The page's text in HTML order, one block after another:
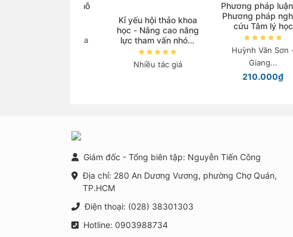
Kỉ yếu hội thảo khoa
học - Nâng cao năng
lực tham vấn nhóm
và triển khai các
chương trình phòng
ngừa, can thiệp tâm
Nhiều tác giả
Phương pháp luận và
Phương pháp nghiên
cứu Tâm lý học
Huỳnh Văn Sơn -
Giang...
210.000₫
Giám đốc - Tổng biên tập: Nguyễn Tiến Công
Địa chỉ: 280 An Dương Vương, phường Chợ Quán,
TP.HCM
Điện thoại: (028) 38301303
Hotline: 0903988734